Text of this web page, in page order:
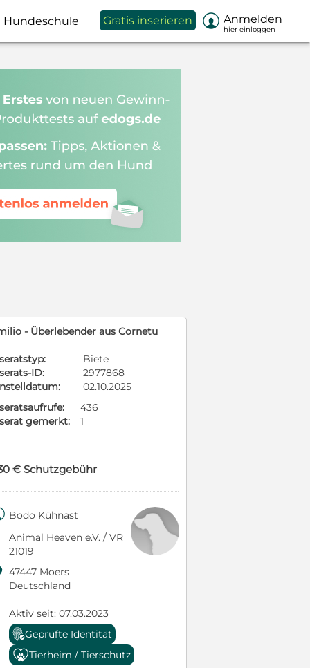
Hundeschule Gratis inserieren  Anmelden
hier einloggen
- Überlebender aus Cornetu
Biete
ID:
2977868
02.10.2025
436
gemerkt:
1
€ Schutzgebühr
Bodo Kühnast
Animal Heaven e.V. / VR
21019
47447 Moers
Deutschland
Aktiv seit: 07.03.2023
Geprüfte Identität
Tierheim / Tierschutz